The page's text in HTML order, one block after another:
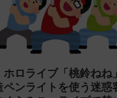
きた?】「星街すいせい
のCDがアニメ制作
中止に